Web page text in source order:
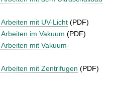
mit UV-Licht (PDF)
im Vakuum (PDF)
mit Vakuum-
mit Zentrifugen (PDF)